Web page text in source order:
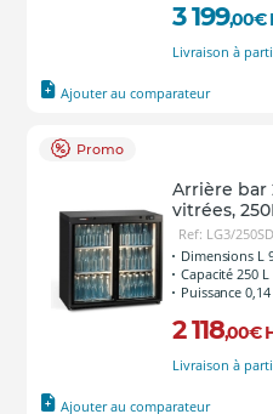
3 199,00€
Livraison à
Ajouter au comparateur
Promo
Arrière bar
vitrées,
Ref: LG3/250SD
Dimensions L
Capacité 250 L
Puissance
2 118,00€
Livraison à
Ajouter au comparateur